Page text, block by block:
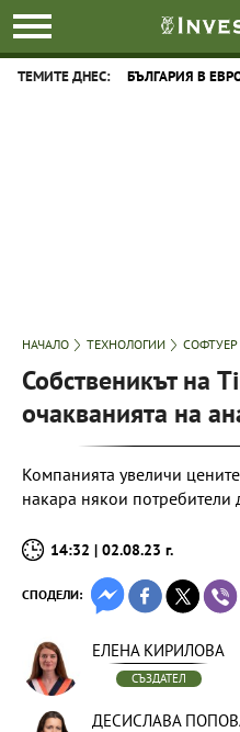
ТЕМИТЕ ДНЕС: БЪЛГАРИЯ В
НАЧАЛО ТЕХНОЛОГИИ СОФТУЕР
Собственикът на
очакванията на
Компанията увеличи
накара някои потребители
14:32 | 02.08.23 г.
СПОДЕЛИ:
ЕЛЕНА КИРИЛОВА
СЪЗДАТЕЛ
ДЕСИСЛАВА